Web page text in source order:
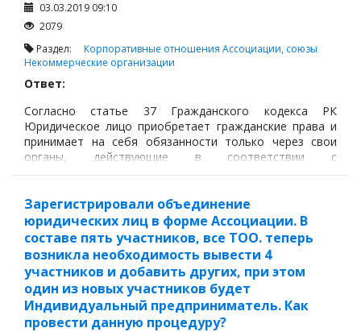
03.03.2019 09:10
2079
Раздел: Корпоративные отношения Ассоциации, союзы
Некоммерческие организации
Ответ:
Согласно статье 37 Гражданского кодекса РК
Юридическое лицо приобретает гражданские права и
принимает на себя обязанности только через свои
органы, действующие в соответствии с
законодательными актами и учредительными
Зарегистрировали объединение
юридических лиц в форме Ассоциации. В
составе пять участников, все ТОО. теперь
возникла необходимость вывести 4
участников и добавить других, при этом
один из новых участников будет
Индивидуальный предприниматель. Как
провести данную процедуру?